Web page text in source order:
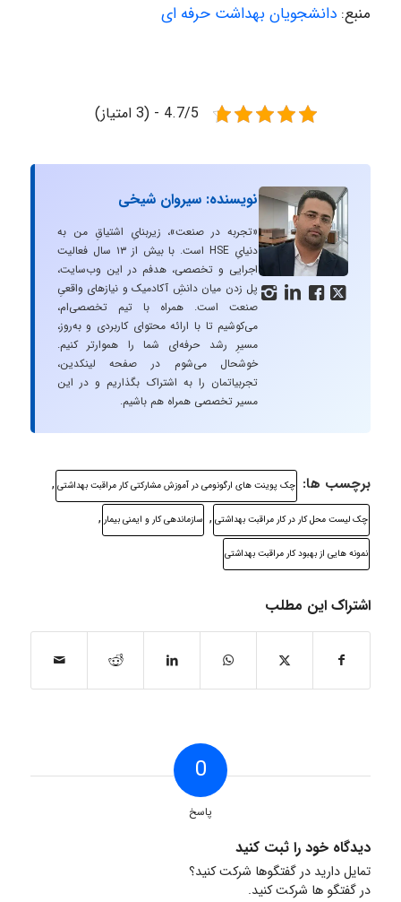
منبع: دانشجویان بهداشت حرفه ای
4.7/5 - (3 امتیاز)
   
نویسنده: سیروان شیخی
«تجربه در صنعت»، زیربنایِ اشتیاقِ من به
دنیایِ HSE است. با بیش از ۱۳ سال فعالیت
اجرایی و تخصصی، هدفم در این وب‌سایت،
پل زدن میان دانشِ آکادمیک و نیازهای واقعیِ
صنعت است. همراه با تیم تخصصی‌ام،
می‌کوشیم تا با ارائه محتوای کاربردی و به‌روز،
مسیرِ رشد حرفه‌ای شما را هموارتر کنیم.
خوشحال می‌شوم در صفحه لینکدین،
تجربیاتمان را به اشتراک بگذاریم و در این
مسیر تخصصی همراه هم باشیم.
برچسب ها: چک پوینت های ارگونومی در آموزش مشارکتی کار مراقبت بهداشتی ,
چک لیست محل کار در کار مراقبت بهداشتی , سازماندهی کار و ایمنی بیمار ,
نمونه هایی از بهبود کار مراقبت بهداشتی
اشتراک این مطلب
0
پاسخ
دیدگاه خود را ثبت کنید
تمایل دارید در گفتگوها شرکت کنید؟
در گفتگو ها شرکت کنید.